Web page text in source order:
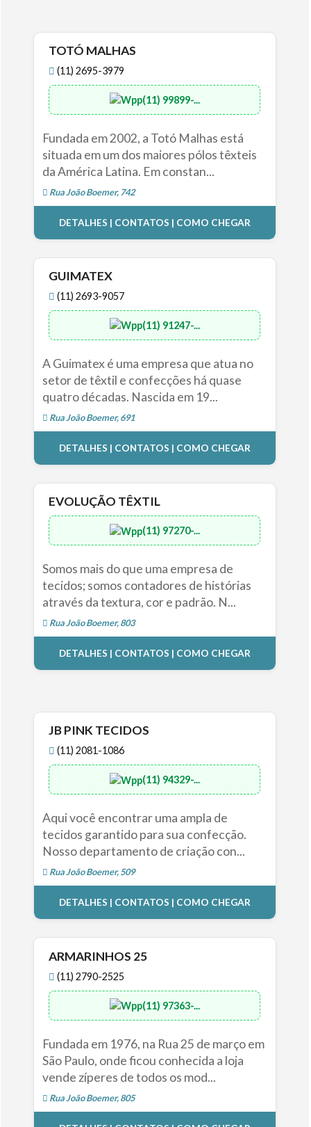
TOTÓ MALHAS
(11) 2695-3979
(11) 99899-...
Fundada em 2002, a Totó Malhas está
situada em um dos maiores pólos têxteis
da América Latina. Em constan...
Rua João Boemer, 742
DETALHES | CONTATOS | COMO CHEGAR
GUIMATEX
(11) 2693-9057
(11) 91247-...
A Guimatex é uma empresa que atua no
setor de têxtil e confecções há quase
quatro décadas. Nascida em 19...
Rua João Boemer, 691
DETALHES | CONTATOS | COMO CHEGAR
EVOLUÇÃO TÊXTIL
(11) 97270-...
Somos mais do que uma empresa de
tecidos; somos contadores de histórias
através da textura, cor e padrão. N...
Rua João Boemer, 803
DETALHES | CONTATOS | COMO CHEGAR
JB PINK TECIDOS
(11) 2081-1086
(11) 94329-...
Aqui você encontrar uma ampla de
tecidos garantido para sua confecção.
Nosso departamento de criação con...
Rua João Boemer, 509
DETALHES | CONTATOS | COMO CHEGAR
ARMARINHOS 25
(11) 2790-2525
(11) 97363-...
Fundada em 1976, na Rua 25 de março em
São Paulo, onde ficou conhecida a loja
vende zíperes de todos os mod...
Rua João Boemer, 805